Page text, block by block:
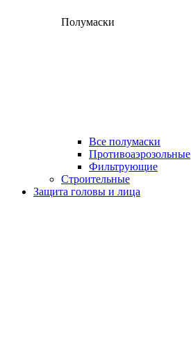
Полумаски
Все полумаски
Противоаэрозольные
Фильтрующие
Строительные
Защита головы и лица